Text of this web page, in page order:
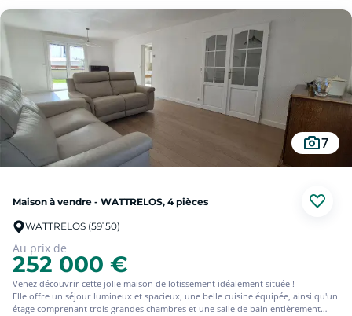
sur le site Géorisques : www. georisques.gouv.fr
7
Maison à vendre - WATTRELOS, 4 pièces
WATTRELOS (59150)
Au prix de
252 000 €
Venez découvrir cette jolie maison de lotissement idéalement située !
Elle offre un séjour lumineux et spacieux, une belle cuisine équipée, ainsi qu'un
étage comprenant trois grandes chambres et une salle de bain entièrement